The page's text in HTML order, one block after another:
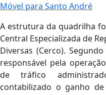
Móvel para Santo André
A estrutura da quadrilha
Central Especializada de
Diversas (Cerco).
responsável pela
de tráfico
contabilizado o ganho